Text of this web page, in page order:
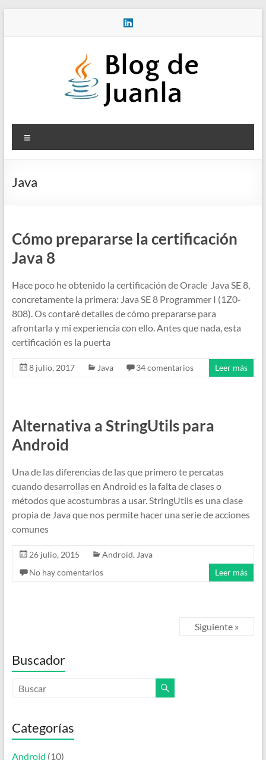
Blog
de
Juanla
Java
Cómo prepararse la certificación
Java 8
Hace poco he obtenido la certificación de Oracle Java SE 8,
concretamente la primera: Java SE 8 Programmer I (1Z0-
808). Os contaré detalles de cómo prepararse para
afrontarla y mi experiencia con ello. Antes que nada, esta
certificación es la puerta
8 julio, 2017 Java 34 comentarios Leer más
Alternativa a StringUtils para
Android
Una de las diferencias de las que primero te percatas
cuando desarrollas en Android es la falta de clases o
métodos que acostumbras a usar. StringUtils es una clase
propia de Java que nos permite hacer una serie de acciones
comunes
26 julio, 2015 Android, Java
No hay comentarios
Leer más
Siguiente »
Buscador
Categorías
Android (10)